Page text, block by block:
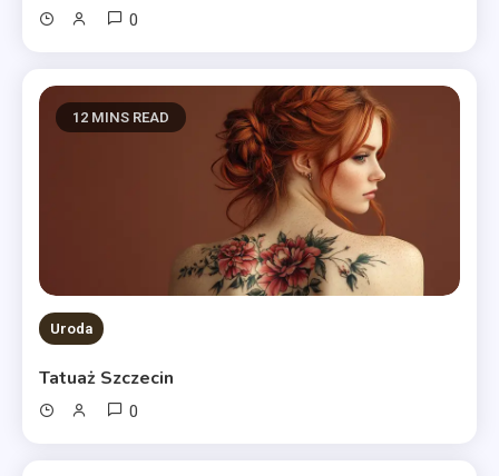
0
12 MINS READ
Uroda
Tatuaż Szczecin
0